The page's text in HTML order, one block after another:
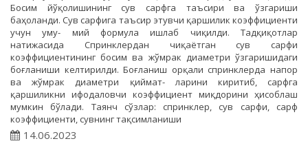
Босим йўқолишининг сув сарфга таъсири ва ўзгариши
баҳоланди. Сув сарфига таъсир этувчи қаршилик коэффициенти
учун уму- мий формула ишлаб чиқилди. Taдқиқотлар
натижасида Спринклердан чиқаётган сув сарфи
коэффициентининг босим ва жўмрак диаметри ўзгаришидаги
боғланиши келтирилди. Боғланиш орқали спринклерда напор
ва жўмрак диаметри қиймат- ларини киритиб, сарфга
қаршиликни ифодаловчи коэффициент миқдорини ҳисоблаш
мумкин бўлади. Таянч сўзлар: спринклер, сув сарфи, сарф
коэффициенти, сувнинг тақсимланиши
14.06.2023